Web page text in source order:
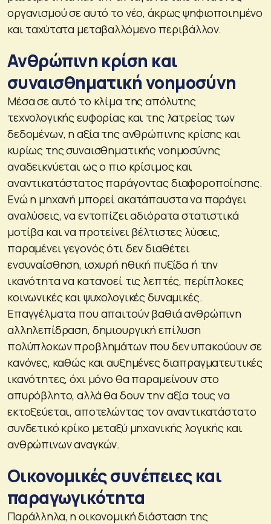
οργανισμού σε αυτό το νέο, άκρως ψηφιοποιημένο
και ταχύτατα μεταβαλλόμενο περιβάλλον.
Ανθρώπινη κρίση και
συναισθηματική νοημοσύνη
Μέσα σε αυτό το κλίμα της απόλυτης
τεχνολογικής ευφορίας και της λατρείας των
δεδομένων, η αξία της ανθρώπινης κρίσης και
κυρίως της συναισθηματικής νοημοσύνης
αναδεικνύεται ως ο πιο κρίσιμος και
αναντικατάστατος παράγοντας διαφοροποίησης.
Ενώ η μηχανή μπορεί ακατάπαυστα να παράγει
αναλύσεις, να εντοπίζει αδιόρατα στατιστικά
μοτίβα και να προτείνει βέλτιστες λύσεις,
παραμένει γεγονός ότι δεν διαθέτει
ενσυναίσθηση, ισχυρή ηθική πυξίδα ή την
ικανότητα να κατανοεί τις λεπτές, περίπλοκες
κοινωνικές και ψυχολογικές δυναμικές.
Επαγγέλματα που απαιτούν βαθιά ανθρώπινη
αλληλεπίδραση, δημιουργική επίλυση
πολύπλοκων προβλημάτων που δεν υπακούουν σε
κανόνες, καθώς και αυξημένες διαπραγματευτικές
ικανότητες, όχι μόνο θα παραμείνουν στο
απυρόβλητο, αλλά θα δουν την αξία τους να
εκτοξεύεται, αποτελώντας τον αναντικατάστατο
συνδετικό κρίκο μεταξύ μηχανικής λογικής και
ανθρώπινων αναγκών.
Οικονομικές συνέπειες και
παραγωγικότητα
Παράλληλα, η οικονομική διάσταση της